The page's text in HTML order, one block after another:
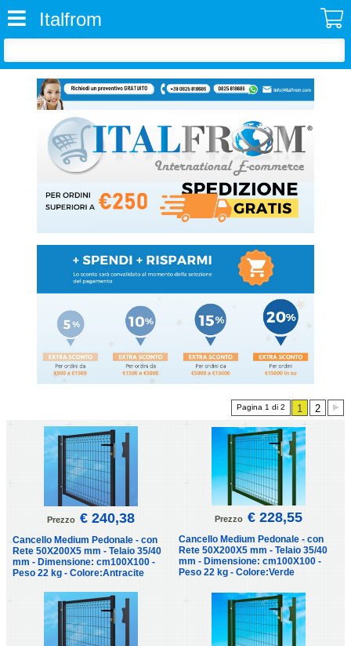
Italfrom
Pagina 1 di 2 1 2
Prezzo € 240,38
Cancello Medium Pedonale - con
Rete 50X200X5 mm - Telaio 35/40
mm - Dimensione: cm100X100 -
Peso 22 kg - Colore:Antracite
Prezzo € 228,55
Cancello Medium Pedonale - con
Rete 50X200X5 mm - Telaio 35/40
mm - Dimensione: cm100X100 -
Peso 22 kg - Colore:Verde